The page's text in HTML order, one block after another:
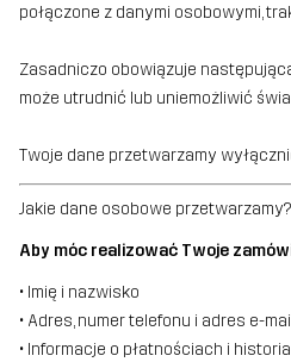
połączone z danymi osobowymi,
Zasadniczo obowiązuje
może utrudnić lub uniemożliwić
Twoje dane przetwarzamy
Jakie dane osobowe przetwarzamy?
Aby móc realizować Twoje
• Imię i nazwisko
• Adres, numer telefonu i adres e-
• Informacje o płatnościach i